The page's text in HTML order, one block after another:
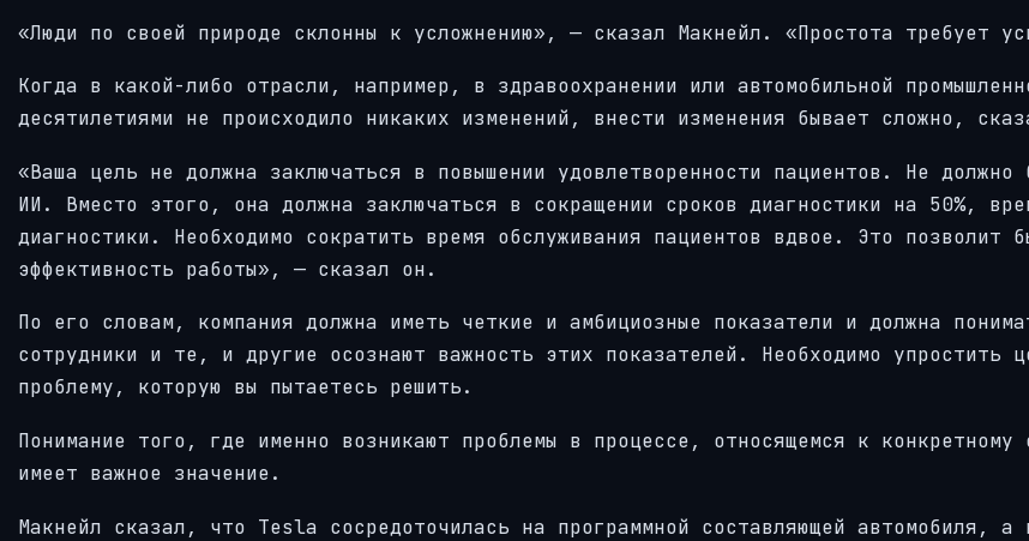
«Люди по своей природе склонны к усложнению», — сказал Макнейл. «Простота требует
Когда в какой-либо отрасли, например, в здравоохранении или автомобильной
десятилетиями не происходило никаких изменений, внести изменения бывает сложно,
«Ваша цель не должна заключаться в повышении удовлетворенности пациентов. Не должно
ИИ. Вместо этого, она должна заключаться в сокращении сроков диагностики на 50%,
диагностики. Необходимо сократить время обслуживания пациентов вдвое. Это позволит
эффективность работы», — сказал он.
По его словам, компания должна иметь четкие и амбициозные показатели и должна
сотрудники и те, и другие осознают важность этих показателей. Необходимо упростить
проблему, которую вы пытаетесь решить.
Понимание того, где именно возникают проблемы в процессе, относящемся к конкретному
имеет важное значение.
Макнейл сказал, что Tesla сосредоточилась на программной составляющей автомобиля, а